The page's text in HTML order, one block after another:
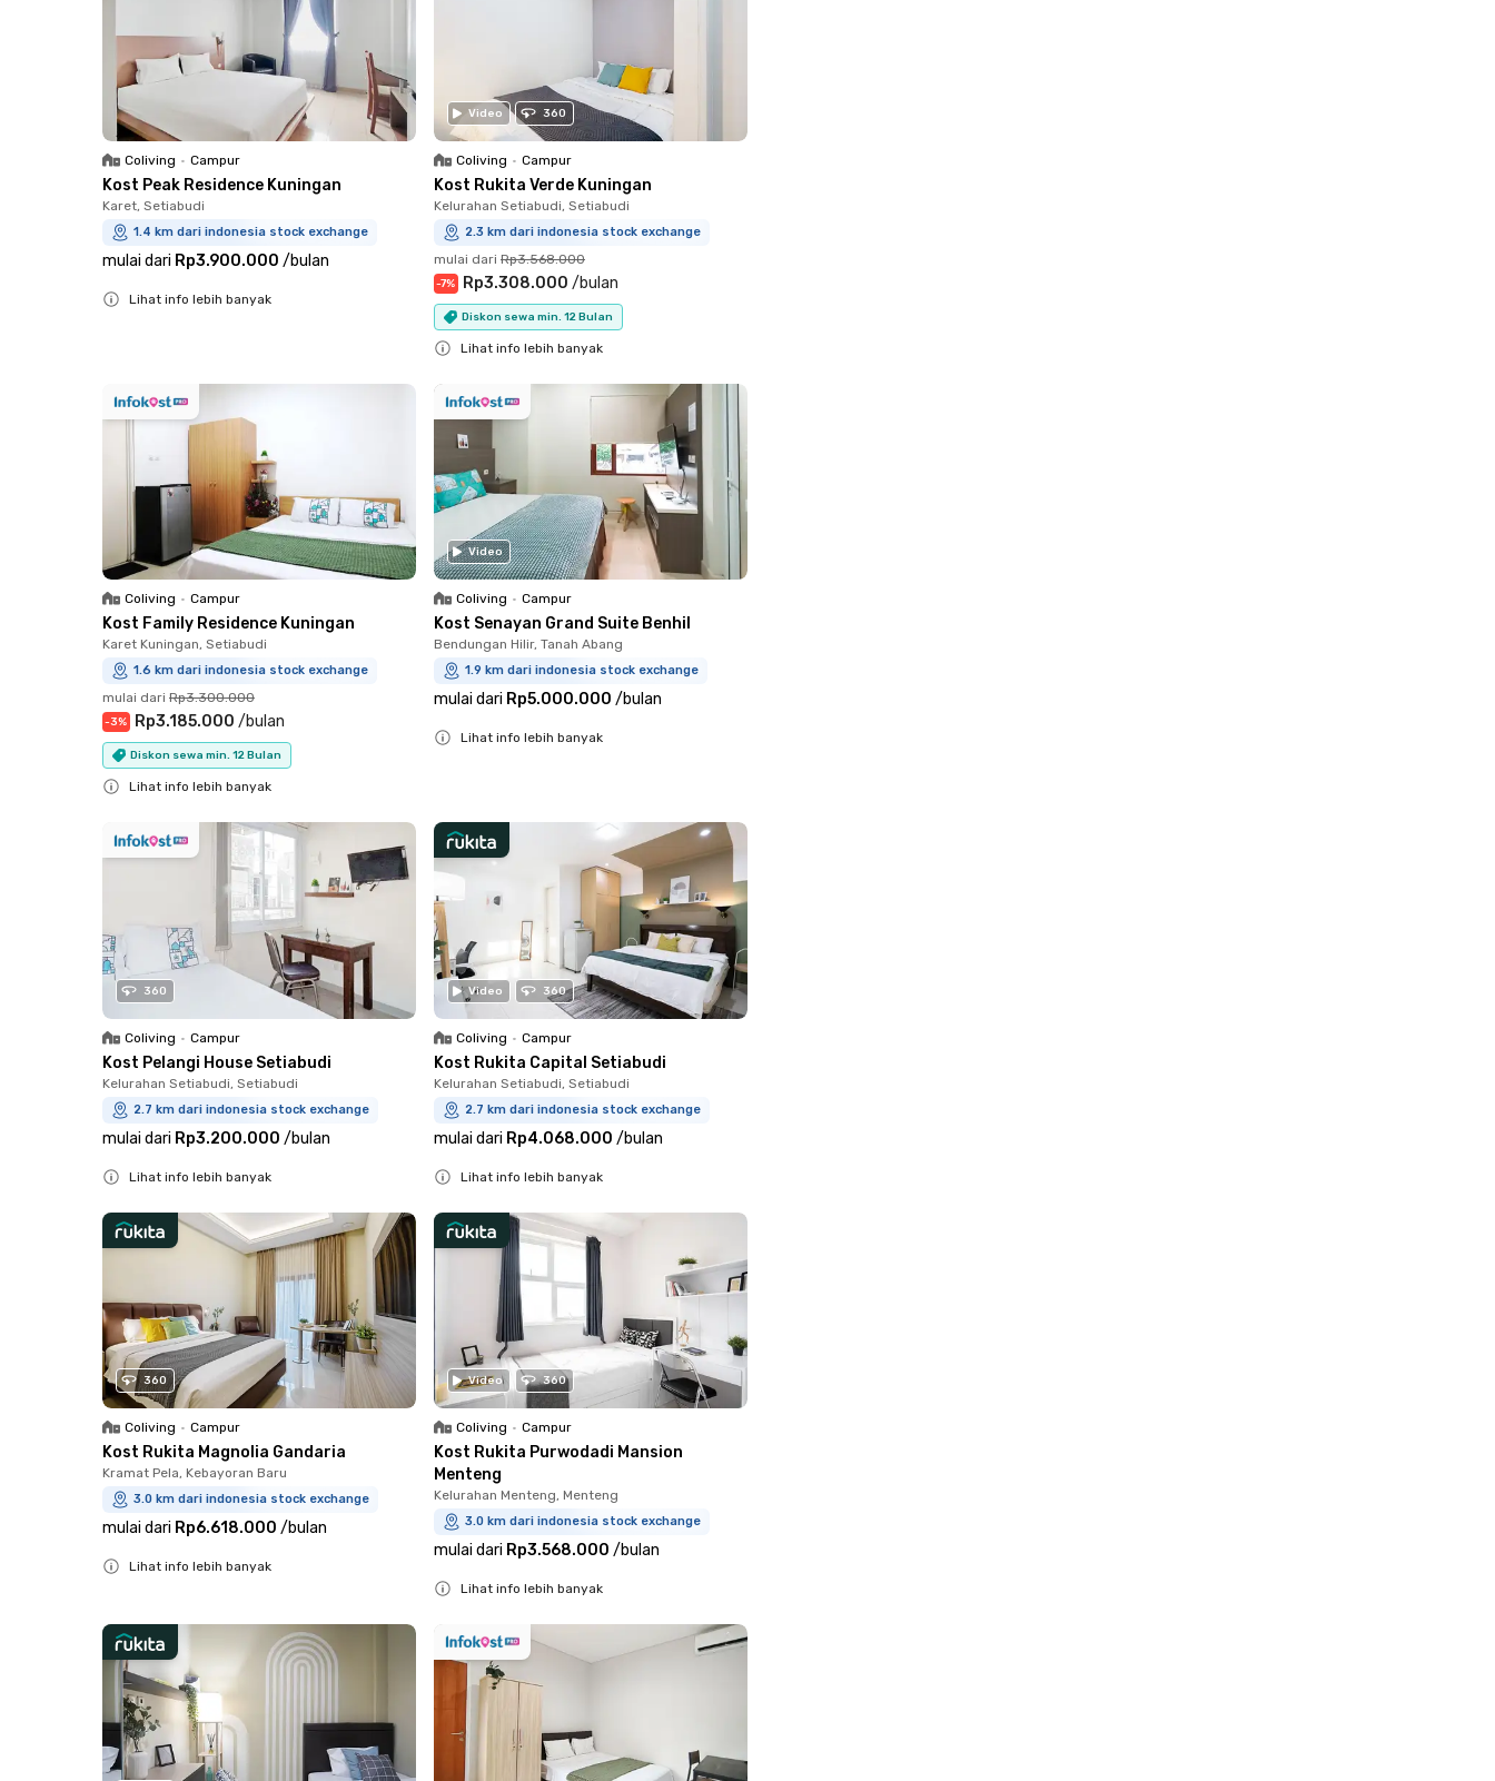
Coliving • Campur
Kost Peak Residence Kuningan
Karet, Setiabudi
1.4 km dari indonesia stock exchange
mulai dari Rp3.900.000 /bulan
Lihat info lebih banyak
Video 360
Coliving • Campur
Kost Rukita Verde Kuningan
Kelurahan Setiabudi, Setiabudi
2.3 km dari indonesia stock exchange
mulai dari Rp3.568.000
-7% Rp3.308.000 /bulan
Diskon sewa min. 12 Bulan
Lihat info lebih banyak
Coliving • Campur
Kost Family Residence Kuningan
Karet Kuningan, Setiabudi
1.6 km dari indonesia stock exchange
mulai dari Rp3.300.000
-3% Rp3.185.000 /bulan
Diskon sewa min. 12 Bulan
Lihat info lebih banyak
Video
Coliving • Campur
Kost Senayan Grand Suite Benhil
Bendungan Hilir, Tanah Abang
1.9 km dari indonesia stock exchange
mulai dari Rp5.000.000 /bulan
Lihat info lebih banyak
360
Coliving • Campur
Kost Pelangi House Setiabudi
Kelurahan Setiabudi, Setiabudi
2.7 km dari indonesia stock exchange
mulai dari Rp3.200.000 /bulan
Lihat info lebih banyak
Video 360
Coliving • Campur
Kost Rukita Capital Setiabudi
Kelurahan Setiabudi, Setiabudi
2.7 km dari indonesia stock exchange
mulai dari Rp4.068.000 /bulan
Lihat info lebih banyak
360
Coliving • Campur
Kost Rukita Magnolia Gandaria
Kramat Pela, Kebayoran Baru
3.0 km dari indonesia stock exchange
mulai dari Rp6.618.000 /bulan
Lihat info lebih banyak
Video 360
Coliving • Campur
Kost Rukita Purwodadi Mansion
Menteng
Kelurahan Menteng, Menteng
3.0 km dari indonesia stock exchange
mulai dari Rp3.568.000 /bulan
Lihat info lebih banyak